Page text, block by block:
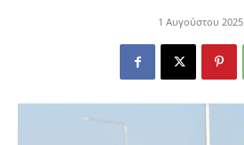
1 Αυγούστου 2025